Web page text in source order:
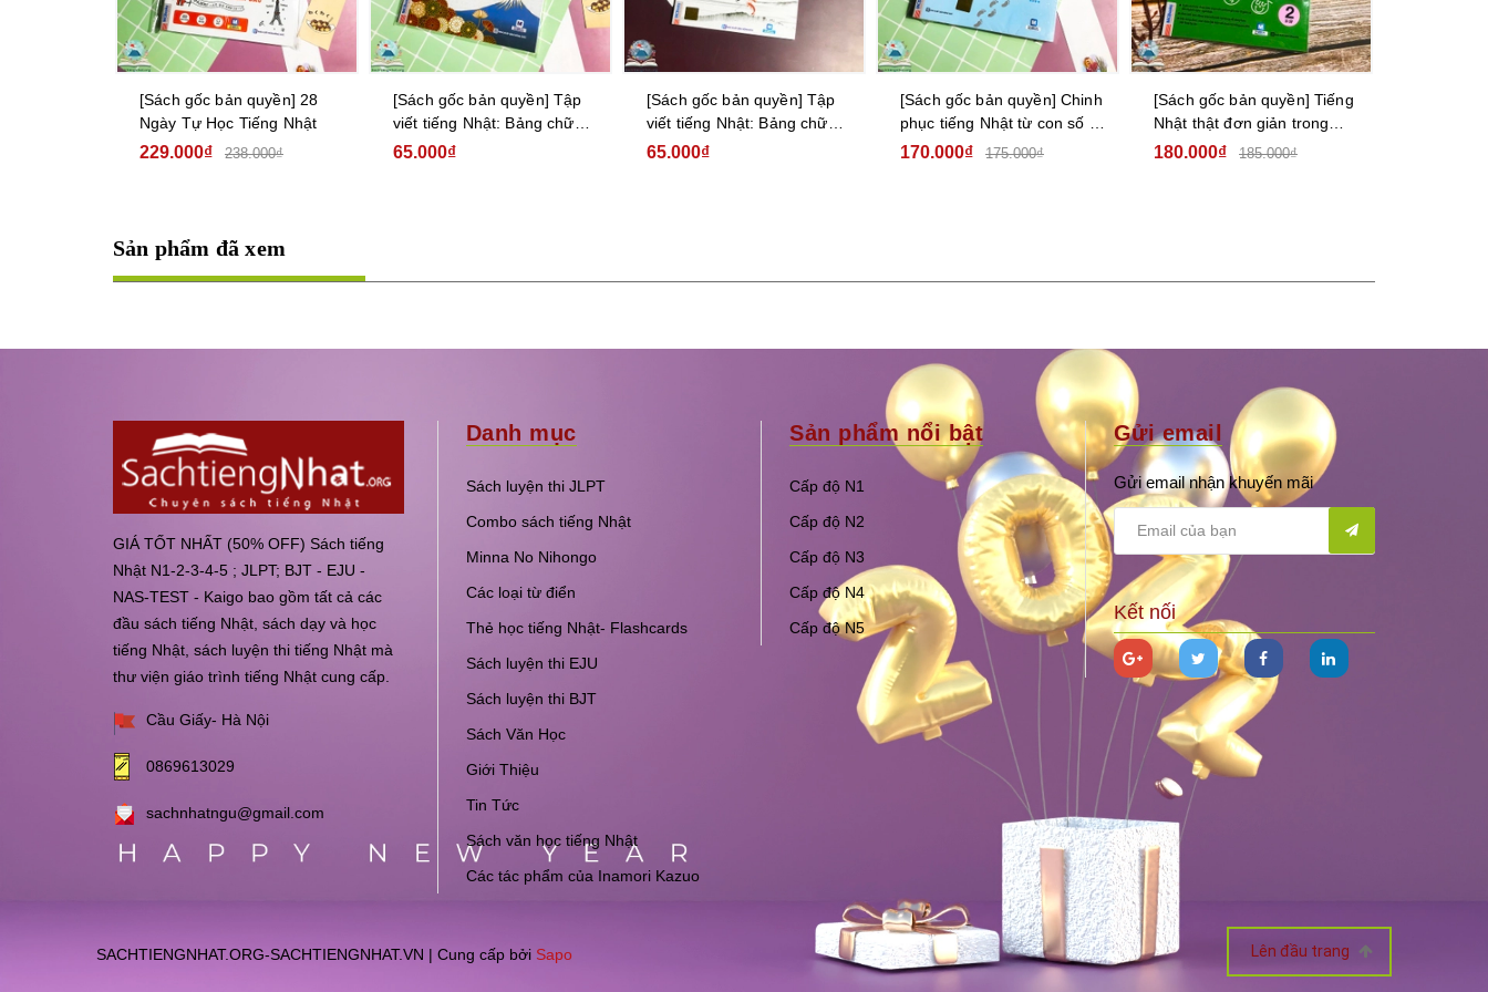
[Sách gốc bản quyền] 28
Ngày Tự Học Tiếng Nhật
229.000₫ 238.000₫
[Sách gốc bản quyền] Tập
viết tiếng Nhật: Bảng chữ
cái Katakana
65.000₫
[Sách gốc bản quyền] Tập
viết tiếng Nhật: Bảng chữ
cái Hiragana
65.000₫
[Sách gốc bản quyền] Chinh
phục tiếng Nhật từ con số 0
tập 2
170.000₫ 175.000₫
[Sách gốc bản quyền] Tiếng
Nhật thật đơn giản trong
giao tiếp hàng ngày – Sơ
180.000₫ 185.000₫
Sản phẩm đã xem
GIÁ TỐT NHẤT (50% OFF) Sách tiếng
Nhật N1-2-3-4-5 ; JLPT; BJT - EJU -
NAS-TEST - Kaigo bao gồm tất cả các
đầu sách tiếng Nhật, sách dạy và học
tiếng Nhật, sách luyện thi tiếng Nhật mà
thư viện giáo trình tiếng Nhật cung cấp.
Cầu Giấy- Hà Nội
0869613029
sachnhatngu@gmail.com
Danh mục
Sách luyện thi JLPT
Combo sách tiếng Nhật
Minna No Nihongo
Các loại từ điển
Thẻ học tiếng Nhật- Flashcards
Sách luyện thi EJU
Sách luyện thi BJT
Sách Văn Học
Giới Thiệu
Tin Tức
Sách văn học tiếng Nhật
Các tác phẩm của Inamori Kazuo
Sản phẩm nổi bật
Cấp độ N1
Cấp độ N2
Cấp độ N3
Cấp độ N4
Cấp độ N5
Gửi email
Gửi email nhận khuyến mãi
Kết nối
SACHTIENGNHAT.ORG-SACHTIENGNHAT.VN | Cung cấp bởi Sapo Lên đầu trang